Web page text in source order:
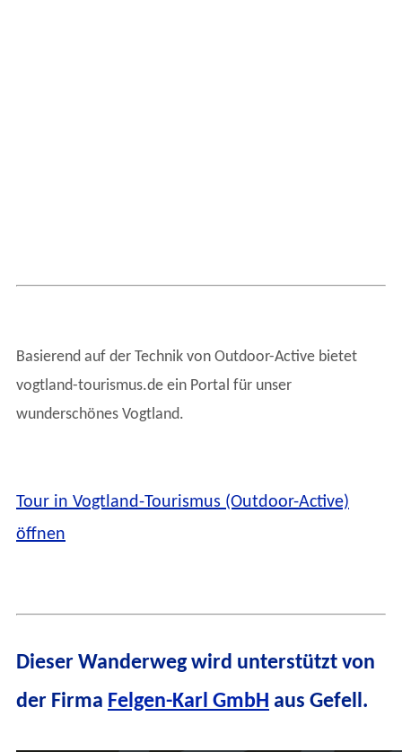
Basierend auf der Technik von Outdoor-Active bietet
vogtland-tourismus.de ein Portal für unser
wunderschönes Vogtland.
Tour in Vogtland-Tourismus (Outdoor-Active)
öffnen
Dieser Wanderweg wird unterstützt von
der Firma Felgen-Karl GmbH aus Gefell.